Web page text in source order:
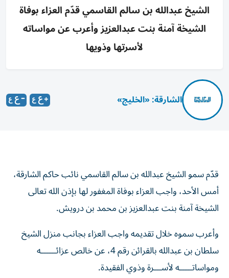
الشيخ عبدالله بن سالم القاسمي قدّم العزاء بوفاة
الشيخة آمنة بنت عبدالعزيز وأعرب عن مواساته
لأسرتها وذويها
الشارقة: «الخليج»
قدّم سمو الشيخ عبدالله بن سالم القاسمي نائب حاكم الشارقة،
أمس الأحد، واجب العزاء بوفاة المغفور لها بإذن الله تعالى
الشيخة آمنة بنت عبدالعزيز بن محمد بن درويش.
وأعرب سموه خلال تقديمه واجب العزاء بجانب منزل الشيخ
سلطان بن عبدالله بالقرائن رقم 4، عن خالص عزائــــــه
ومواساتـــــه لأســـرة وذوي الفقيدة.